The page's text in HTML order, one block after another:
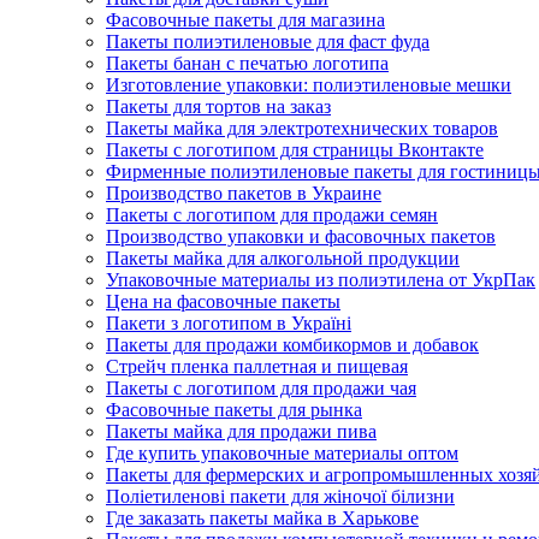
Фасовочные пакеты для магазина
Пакеты полиэтиленовые для фаст фуда
Пакеты банан с печатью логотипа
Изготовление упаковки: полиэтиленовые мешки
Пакеты для тортов на заказ
Пакеты майка для электротехнических товаров
Пакеты с логотипом для страницы Вконтакте
Фирменные полиэтиленовые пакеты для
Производство пакетов в Украине
Пакеты с логотипом для продажи семян
Производство упаковки и фасовочных пакетов
Пакеты майка для алкогольной продукции
Упаковочные материалы из полиэтилена от УкрПак
Цена на фасовочные пакеты
Пакети з логотипом в Україні
Пакеты для продажи комбикормов и добавок
Стрейч пленка паллетная и пищевая
Пакеты с логотипом для продажи чая
Фасовочные пакеты для рынка
Пакеты майка для продажи пива
Где купить упаковочные материалы оптом
Пакеты для фермерских и агропромышленных
Поліетиленові пакети для жіночої білизни
Где заказать пакеты майка в Харькове